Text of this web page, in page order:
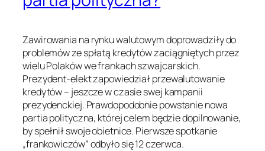
Zawirowania na rynku walutowym doprowadziły do
problemów ze spłatą kredytów zaciągniętych przez
wielu Polaków we frankach szwajcarskich.
Prezydent-elekt zapowiedział przewalutowanie
kredytów – jeszcze w czasie swej kampanii
prezydenckiej. Prawdopodobnie powstanie nowa
partia polityczna, której celem będzie dopilnowanie,
by spełnił swoje obietnice. Pierwsze spotkanie
„frankowiczów” odbyło się 12 czerwca.